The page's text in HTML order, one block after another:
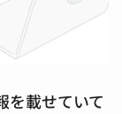
を載せていて